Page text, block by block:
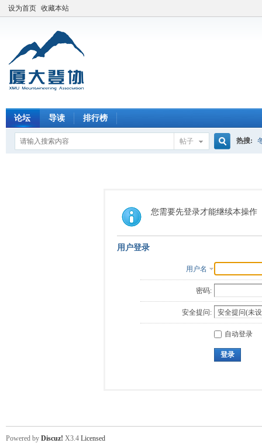
设为首页 收藏本站
论坛 导读 排行榜
帖子
索
热搜:
您需要先登录才能继续本操作
用户登录
用户名
密码:
安全提问:
自动登录
登录
Powered by Discuz! X3.4 Licensed